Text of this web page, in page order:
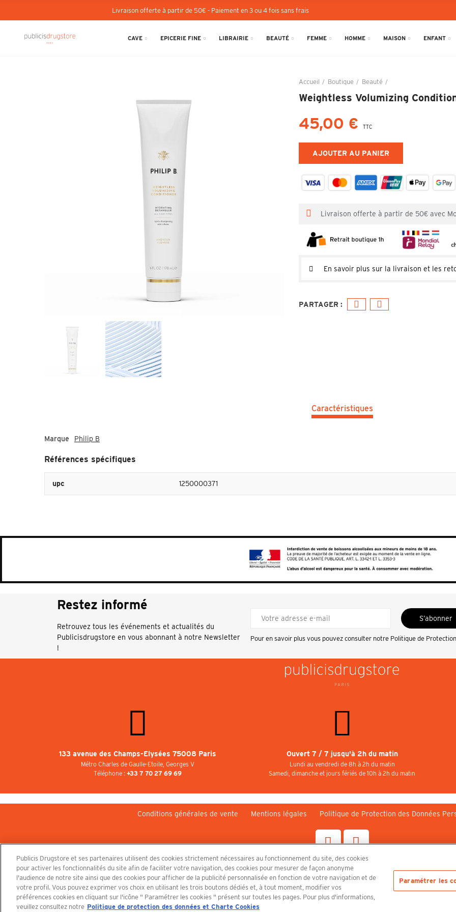
Livraison offerte à partir de 50€ - Paiement en 3 ou 4 fois sans frais
CAVE EPICERIE FINE LIBRAIRIE BEAUTÉ FEMME HOMME MAISON ENFANT
Accueil Boutique Beauté
Weightless Volumizing
45,00 € TTC
AJOUTER AU PANIER
Livraison offerte à partir de 50€ avec
En savoir plus sur la livraison et les
Caractéristiques
Marque Philip B
Références spécifiques
upc 1250000371
Restez informé
Retrouvez tous les événements et actualités du
Publicisdrugstore en vous abonnant à notre Newsletter
!
S’abonner
Pour en savoir plus vous pouvez consulter notre Politique de
133 avenue des Champs-Elysées 75008 Paris
Métro Charles de Gaulle-Etoile, Georges V
Téléphone : +33 7 70 27 69 69
Ouvert 7 / 7 jusqu'à 2h du matin
Lundi au vendredi de 8h à 2h du matin
Samedi, dimanche et jours fériés de 10h à 2h du matin
Conditions générales de vente Mentions légales Politique de Protection des Données
Découvrez le PUBLICISDRUGSTORE
Publicis Drugstore et ses partenaires utilisent des cookies strictement nécessaires au fonctionnement du site, des cookies
pour activer les fonctionnalités du site afin de faciliter votre navigation, des cookies pour mesurer de façon anonyme
l'audience de notre site ainsi que des cookies pour afficher de la publicité personnalisée en fonction de votre navigation et de
votre profil. Vous pouvez exprimer vos choix en utilisant les trois boutons dédiés et, à tout moment, modifier vos
préférences cookies en cliquant sur l'icône " Paramétrer les cookies " présent sur toutes les pages. Pour plus d'informations,
veuillez consultez notre Politique de protection des données et Charte Cookies
Paramétrer les